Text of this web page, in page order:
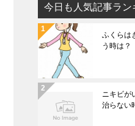
今日も人気記事ラン
ふくらは
う時は？
ニキビが
治らない